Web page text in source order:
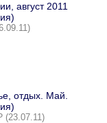
август 2011
отдых. Май.
(23.07.11)